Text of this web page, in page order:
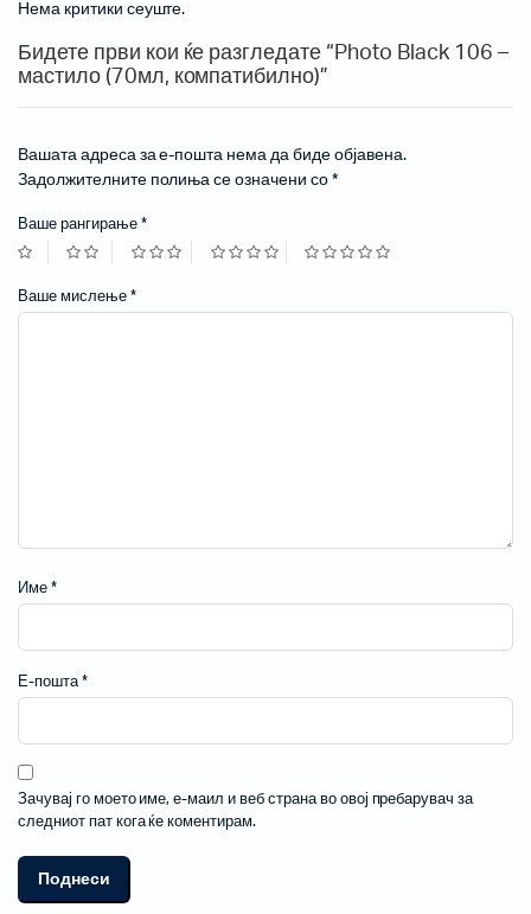
Нема критики сеуште.
Бидете први кои ќе разгледате “Photo Black 106 –
мастило (70мл, компатибилно)”
Вашата адреса за е-пошта нема да биде објавена.
Задолжителните полиња се означени со *
Ваше рангирање *
Ваше мислење *
Име *
Е-пошта*
Зачувај го моето име, е-маил и веб страна во овој пребарувач за
следниот пат кога ќе коментирам.